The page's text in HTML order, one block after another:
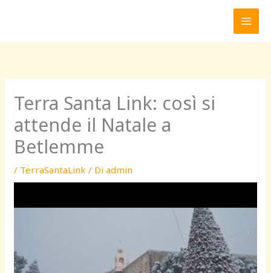
Terra Santa Link: così si
attende il Natale a
Betlemme
/ TerraSantaLink / Diadmin